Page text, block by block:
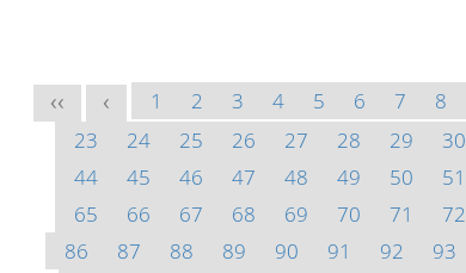
<< < 1 2 3 4 5 6 7 8
23
24 25 26 27 28 29 30
44
45 46 47 48 49 50 51
65
66 67 68 69 70 71 72
86
87 88 89 90 91 92 93